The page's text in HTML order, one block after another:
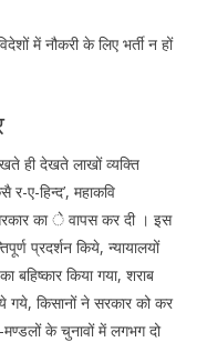
में नौकरी के लिए भर्ती न हों
ही देखते लाखों व्यक्ति
र-ए-हिन्द’, महाकवि
सरकार का े वापस कर दी । इस
प्रदर्शन किये, न्यायालयों
बहिष्कार किया गया, शराब
गये, किसानों ने सरकार को कर
मण्डलों के चुनावों में लगभग दो